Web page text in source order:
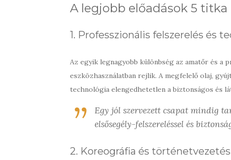
A legjobb előadások 5 titka
1. Professzionális felszerelés és
Az egyik legnagyobb különbség az amatőr és
eszközhasználatban rejlik. A megfelelő olaj,
technológia elengedhetetlen a biztonságos és
Egy jól szervezett csapat mindig
elsősegély-felszereléssel és
2. Koreográfia és történetvezetés